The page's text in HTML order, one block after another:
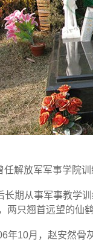
任解放军军事学院
期从事军事教学
只翘首远望的仙
年10月， 赵安然骨